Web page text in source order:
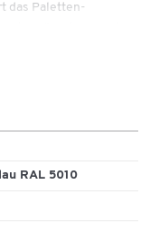
das Paletten-
geräuscharm auf
bedienen. Sie stellt
mit
Dieses
Spurtreue. Dabei
Routenzugdeichsel
RAL 5010